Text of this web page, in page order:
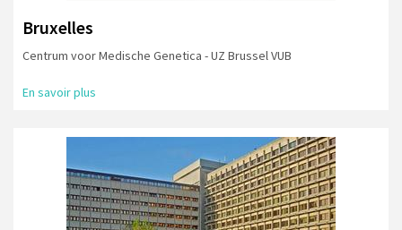
Bruxelles
Centrum voor Medische Genetica - UZ Brussel VUB
En savoir plus